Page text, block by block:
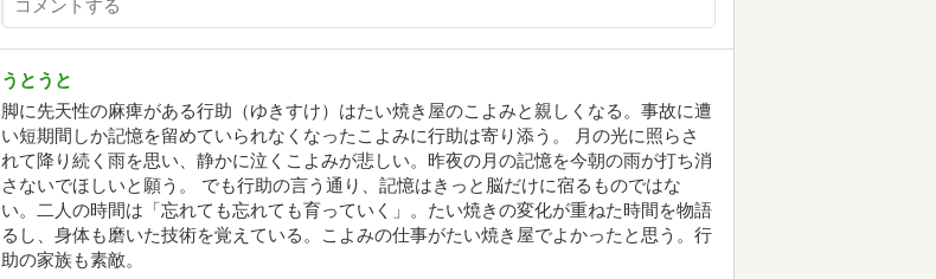
うとうと
脚に先天性の麻痺がある行助（ゆきすけ）はたい焼き屋のこよみと親しくなる。事故に遭
い短期間しか記憶を留めていられなくなったこよみに行助は寄り添う。 月の光に照らさ
れて降り続く雨を思い、静かに泣くこよみが悲しい。昨夜の月の記憶を今朝の雨が打ち消
さないでほしいと願う。 でも行助の言う通り、記憶はきっと脳だけに宿るものではな
い。二人の時間は「忘れても忘れても育っていく」。たい焼きの変化が重ねた時間を物語
るし、身体も磨いた技術を覚えている。こよみの仕事がたい焼き屋でよかったと思う。行
助の家族も素敵。